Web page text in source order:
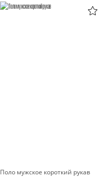
Поло мужское короткий рукав